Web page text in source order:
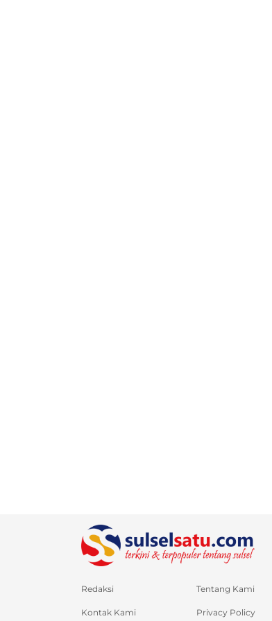
Redaksi Tentang Kami
Kontak Kami Privacy Policy